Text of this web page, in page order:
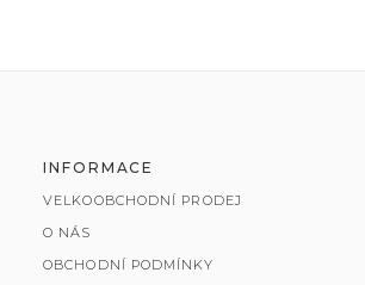
INFORMACE
VELKOOBCHODNÍ PRODEJ
O NÁS
OBCHODNÍ PODMÍNKY